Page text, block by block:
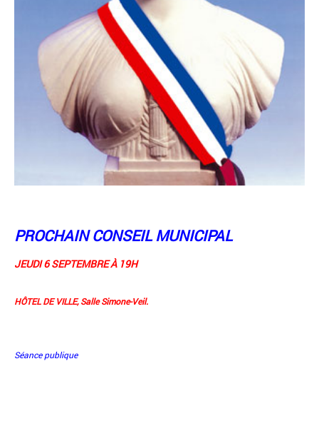
PROCHAIN CONSEIL MUNICIPAL
JEUDI 6 SEPTEMBRE À 19H
HÔTEL DE VILLE, Salle Simone-Veil.
Séance publique